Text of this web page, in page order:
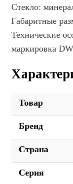
Стекло:
Габаритные
Технические
маркировка
Товар
Бренд
Страна
Серия